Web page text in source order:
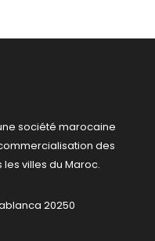
une société marocaine
des
villes du Maroc.
20250